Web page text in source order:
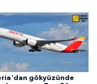
gökyüzünde